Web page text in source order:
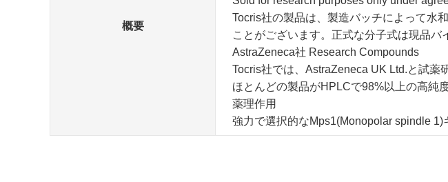
概要
Tocris社の製品は、製造バッチによって水
ことがございます。正式な分子式は現品バ
AstraZeneca社 Research Compounds
Tocris社では、AstraZeneca UK Ltd.と試薬
ほとんどの製品がHPLCで98%以上の高純
薬理作用
強力で選択的なMps1(Monopolar spindle